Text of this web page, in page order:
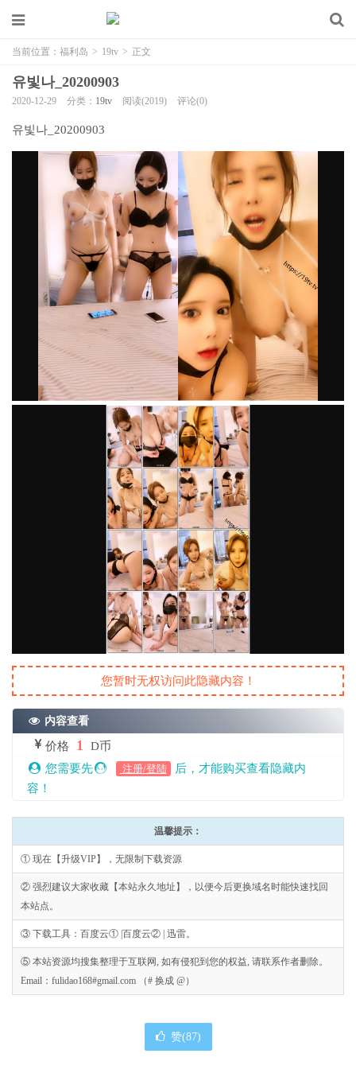
当前位置： 福利岛 > 19tv > 正文
유빛나_20200903
2020-12-29 分类： 19tv 阅读(2019) 评论(0)
유빛나_20200903
您暂时无权访问此隐藏内容！
内容查看
价格 1
D币
您需要先
注册/登陆
后，才能购买查看隐藏内
容！
温馨提示：
① 现在【升级VIP】，无限制下载资源
② 强烈建议大家收藏【本站永久地址】，以便今后更换域名时能快速找回
本站点。
③ 下载工具：百度云① |百度云② | 迅雷。
⑤ 本站资源均搜集整理于互联网, 如有侵犯到您的权益, 请联系作者删除。
Email：fulidao168#gmail.com （# 换成 @）
赞(87)